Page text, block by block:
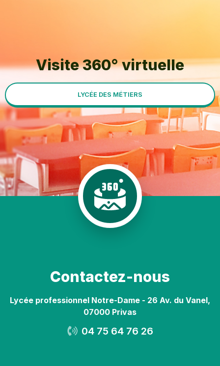
Visite 360° virtuelle
LYCÉE DES MÉTIERS
Contactez-nous
Lycée professionnel Notre-Dame - 26 Av. du Vanel,
07000 Privas
04 75 64 76 26